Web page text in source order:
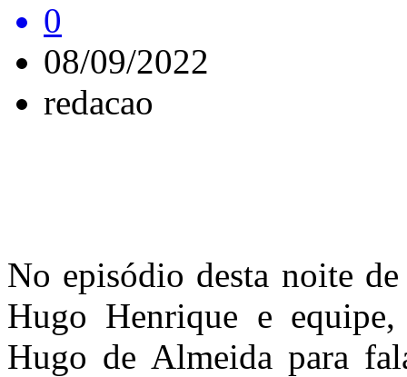
0
08/09/2022
redacao
No episódio desta noite
Hugo Henrique e
Hugo de Almeida para